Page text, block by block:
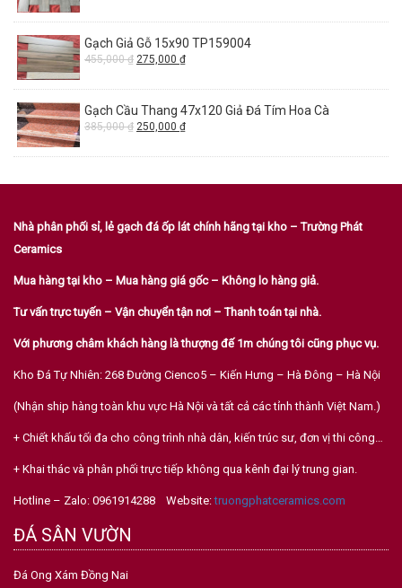
Gạch Giả Gỗ 15x90 TP159004
455,000₫ 275,000 ₫
Gạch Cầu Thang 47x120 Giả Đá Tím Hoa Cà
385,000₫ 250,000 ₫
Nhà phân phối sỉ, lẻ gạch đá ốp lát chính hãng tại kho – Trường Phát
Ceramics
Mua hàng tại kho – Mua hàng giá gốc – Không lo hàng giả.
Tư vấn trực tuyến – Vận chuyển tận nơi – Thanh toán tại nhà.
Với phương châm khách hàng là thượng đế 1m chúng tôi cũng phục vụ.
Kho Đá Tự Nhiên: 268 Đường Cienco5 – Kiến Hưng – Hà Đông – Hà Nội
(Nhận ship hàng toàn khu vực Hà Nội và tất cả các tỉnh thành Việt Nam.)
+ Chiết khấu tối đa cho công trình nhà dân, kiến trúc sư, đơn vị thi công…
+ Khai thác và phân phối trực tiếp không qua kênh đại lý trung gian.
Hotline – Zalo: 0961914288 Website:truongphatceramics.com
ĐÁ SÂN VƯỜN
Đá Ong Xám Đồng Nai